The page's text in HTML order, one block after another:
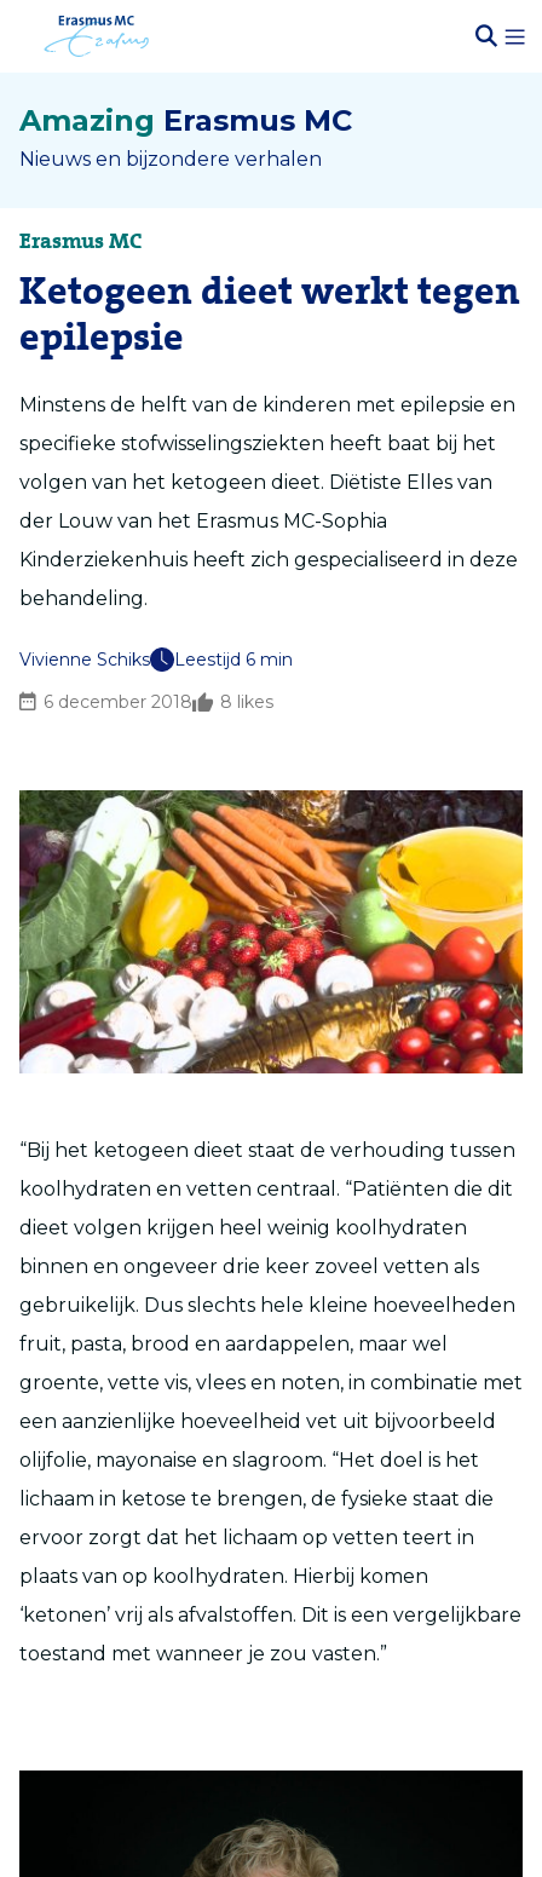
Amazing Erasmus MC
Nieuws en bijzondere verhalen
Erasmus MC
Ketogeen dieet werkt tegen
epilepsie
Minstens de helft van de kinderen met epilepsie en
specifieke stofwisselingsziekten heeft baat bij het
volgen van het ketogeen dieet. Diëtiste Elles van
der Louw van het Erasmus MC-Sophia
Kinderziekenhuis heeft zich gespecialiseerd in deze
behandeling.
Vivienne Schiks
Leestijd 6 min
6 december 2018
8 likes
“Bij het ketogeen dieet staat de verhouding tussen
koolhydraten en vetten centraal. “Patiënten die dit
dieet volgen krijgen heel weinig koolhydraten
binnen en ongeveer drie keer zoveel vetten als
gebruikelijk. Dus slechts hele kleine hoeveelheden
fruit, pasta, brood en aardappelen, maar wel
groente, vette vis, vlees en noten, in combinatie met
een aanzienlijke hoeveelheid vet uit bijvoorbeeld
olijfolie, mayonaise en slagroom. “Het doel is het
lichaam in ketose te brengen, de fysieke staat die
ervoor zorgt dat het lichaam op vetten teert in
plaats van op koolhydraten. Hierbij komen
‘ketonen’ vrij als afvalstoffen. Dit is een vergelijkbare
toestand met wanneer je zou vasten.”